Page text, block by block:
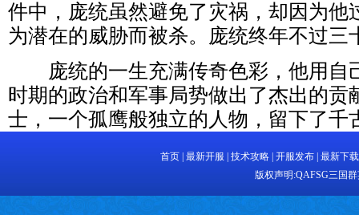
件中，庞统虽然避免了灾祸，却因为他
为潜在的威胁而被杀。庞统终年不过三
庞统的一生充满传奇色彩，他用自
时期的政治和军事局势做出了杰出的贡
士，一个孤鹰般独立的人物，留下了千
首页| 最新开服 技术攻略| 开服发布| 最新下载
版权声明:QAFSG三国